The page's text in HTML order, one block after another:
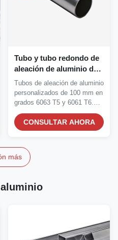
Tubo y tubo redondo de
aleación de aluminio de
100 mm de diámetro
6063 T5 6061 T6
personalizado
Tubos de aleación de aluminio
personalizados de 100 mm en
grados 6063 T5 y 6061 T6.
Alta...
CONSULTAR AHORA
más